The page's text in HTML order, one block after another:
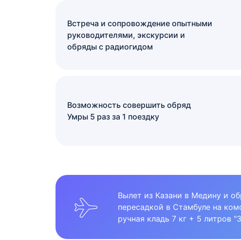
Встреча и сопровождение опытными
руководителями, экскурсии и
обряды с радиогидом
Возможность совершить обряд
Умры 5 раз за 1 поездку
Вылет из Казани в Медину и
пересадкой в Стамбуле на
ручная кладь 7 кг + 5 литров